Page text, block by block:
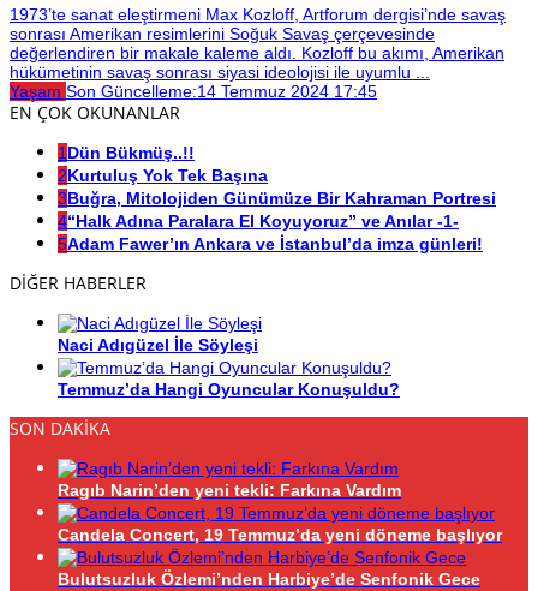
1973’te sanat eleştirmeni Max Kozloff, Artforum dergisi’nde savaş
sonrası Amerikan resimlerini Soğuk Savaş çerçevesinde
değerlendiren bir makale kaleme aldı. Kozloff bu akımı, Amerikan
hükümetinin savaş sonrası siyasi ideolojisi ile uyumlu ...
Yaşam Son Güncelleme:14 Temmuz 2024 17:45
EN ÇOK OKUNANLAR
1Dün Bükmüş..!!
2Kurtuluş Yok Tek Başına
3Buğra, Mitolojiden Günümüze Bir Kahraman Portresi
4“Halk Adına Paralara El Koyuyoruz” ve Anılar -1-
5Adam Fawer’ın Ankara ve İstanbul’da imza günleri!
DİĞER HABERLER
Naci Adıgüzel İle Söyleşi
Temmuz’da Hangi Oyuncular Konuşuldu?
SON DAKİKA
Ragıb Narin’den yeni tekli: Farkına Vardım
Candela Concert, 19 Temmuz’da yeni döneme başlıyor
Bulutsuzluk Özlemi’nden Harbiye’de Senfonik Gece